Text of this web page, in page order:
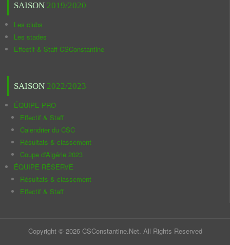
SAISON 2019/2020
Les clubs
Les stades
Effectif & Staff CSConstantine
SAISON 2022/2023
ÉQUIPE PRO
Effectif & Staff
Calendrier du CSC
Résultats & classement
Coupe d'Algérie 2023
ÉQUIPE RÉSERVE
Résultats & classement
Effectif & Staff
Copyright © 2026 CSConstantine.Net. All Rights Reserved